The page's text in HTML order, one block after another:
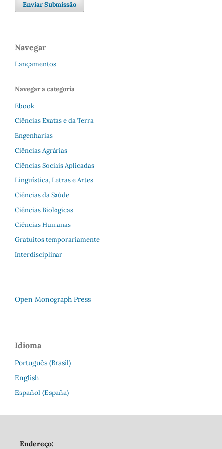
Enviar Submissão
Navegar
Lançamentos
Navegar a categoria
Ebook
Ciências Exatas e da Terra
Engenharias
Ciências Agrárias
Ciências Sociais Aplicadas
Linguística, Letras e Artes
Ciências da Saúde
Ciências Biológicas
Ciências Humanas
Gratuitos temporariamente
Interdisciplinar
Open Monograph Press
Idioma
Português (Brasil)
English
Español (España)
Endereço: